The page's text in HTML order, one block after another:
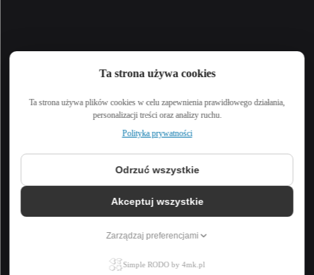
Ta strona używa cookies
Ta strona używa plików cookies w celu zapewnienia prawidłowego działania,
personalizacji treści oraz analizy ruchu.
Polityka prywatności
Odrzuć wszystkie
Akceptuj wszystkie
Zarządzaj preferencjami
Simple RODO by 4mk.pl